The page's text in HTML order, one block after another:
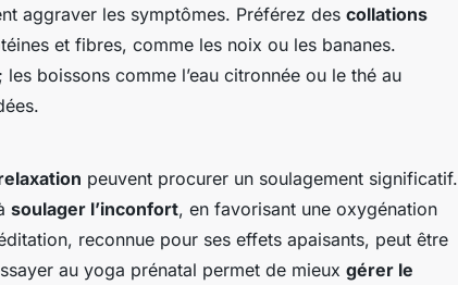
aggraver les symptômes. Préférez des collations
et fibres, comme les noix ou les bananes.
les boissons comme l’eau citronnée ou le thé au
peuvent procurer un soulagement significatif.
soulager l’inconfort, en favorisant une oxygénation
reconnue pour ses effets apaisants, peut être
au yoga prénatal permet de mieux gérer le